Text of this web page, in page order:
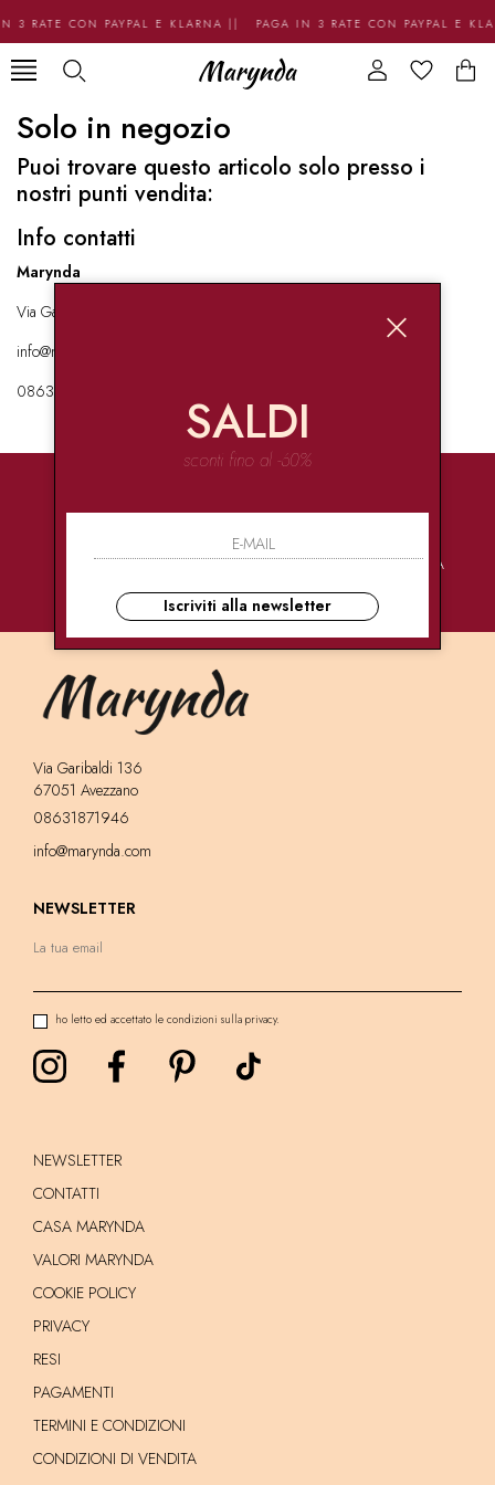
3 RATE CON PAYPAL E KLARNA || PAGA IN 3 RATE CON PAYPAL E
Solo in negozio
Puoi trovare questo articolo solo presso i
nostri punti vendita:
Info contatti
Marynda
Via Garibaldi 136 67051 Avezzano
info@marynda.com
08631871946
PAGAMENTI
CONSEGNE
ULTRA RAPIDE
ASSISTENZA
Via Garibaldi 136
67051 Avezzano
08631871946
info@marynda.com
NEWSLETTER
ho letto ed accettato le condizioni sulla privacy.
NEWSLETTER
CONTATTI
CASA MARYNDA
VALORI MARYNDA
COOKIE POLICY
PRIVACY
RESI
PAGAMENTI
TERMINI E CONDIZIONI
CONDIZIONI DI VENDITA
SALDI
sconti fino al -60%
Iscriviti alla newsletter